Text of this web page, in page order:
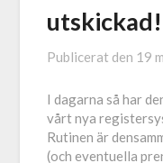
utskickad!
Publicerat den 19
I dagarna så har
vårt nya
Rutinen är
(och eventuella